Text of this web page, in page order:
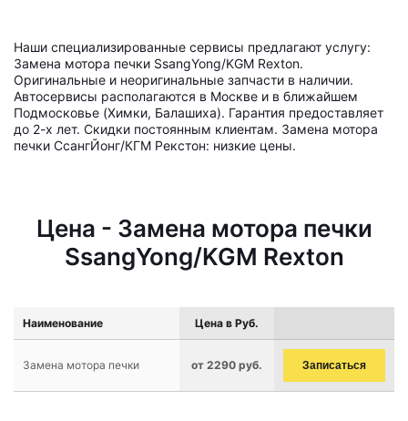
Наши специализированные сервисы предлагают услугу:
Замена мотора печки SsangYong/KGM Rexton.
Оригинальные и неоригинальные запчасти в наличии.
Автосервисы располагаются в Москве и в ближайшем
Подмосковье (Химки, Балашиха). Гарантия предоставляет
до 2-х лет. Скидки постоянным клиентам. Замена мотора
печки СсангЙонг/КГМ Рекстон: низкие цены.
Цена - Замена мотора печки
SsangYong/KGM Rexton
Наименование Цена в Руб.
Замена мотора печки от 2290 руб. Записаться